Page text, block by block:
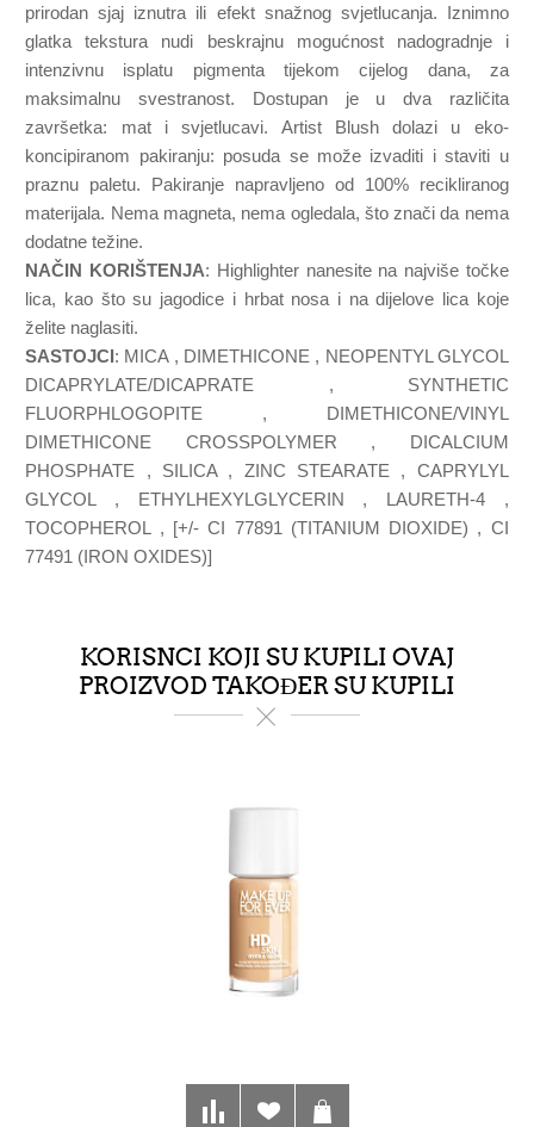
prirodan sjaj iznutra ili efekt snažnog svjetlucanja. Iznimno
glatka tekstura nudi beskrajnu mogućnost nadogradnje i
intenzivnu isplatu pigmenta tijekom cijelog dana, za
maksimalnu svestranost. Dostupan je u dva različita
završetka: mat i svjetlucavi. Artist Blush dolazi u eko-
koncipiranom pakiranju: posuda se može izvaditi i staviti u
praznu paletu. Pakiranje napravljeno od 100% recikliranog
materijala. Nema magneta, nema ogledala, što znači da nema
dodatne težine.
NAČIN KORIŠTENJA: Highlighter nanesite na najviše točke
lica, kao što su jagodice i hrbat nosa i na dijelove lica koje
želite naglasiti.
SASTOJCI: MICA , DIMETHICONE , NEOPENTYL GLYCOL
DICAPRYLATE/DICAPRATE , SYNTHETIC
FLUORPHLOGOPITE , DIMETHICONE/VINYL
DIMETHICONE CROSSPOLYMER , DICALCIUM
PHOSPHATE , SILICA , ZINC STEARATE , CAPRYLYL
GLYCOL , ETHYLHEXYLGLYCERIN , LAURETH-4 ,
TOCOPHEROL , [+/- CI 77891 (TITANIUM DIOXIDE) , CI
77491 (IRON OXIDES)]
KORISNCI KOJI SU KUPILI OVAJ
PROIZVOD TAKOĐER SU KUPILI